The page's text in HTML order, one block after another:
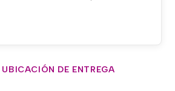
UBICACIÓN DE ENTREGA